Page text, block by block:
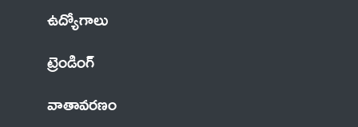
ఉద్యోగాలు
ట్రెండింగ్
వాతావరణం